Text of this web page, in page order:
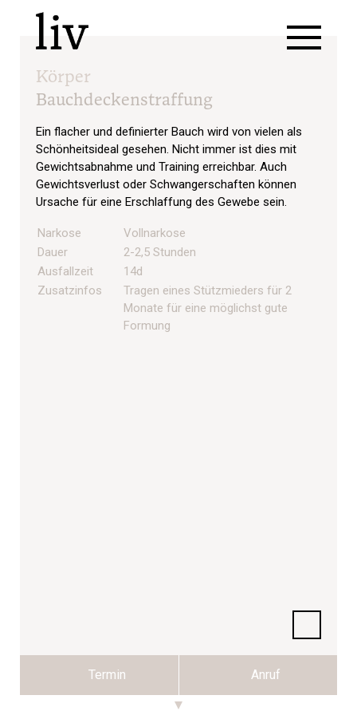
Körper
Bauchdeckenstraffung
Ein flacher und definierter Bauch wird von vielen als
Schönheitsideal gesehen. Nicht immer ist dies mit
Gewichtsabnahme und Training erreichbar. Auch
Gewichtsverlust oder Schwangerschaften können
Ursache für eine Erschlaffung des Gewebe sein.
Narkose
Vollnarkose
Dauer
2-2,5 Stunden
Ausfallzeit
14d
Zusatzinfos
Tragen eines Stützmieders für 2
Monate für eine möglichst gute
Formung
Termin Anruf